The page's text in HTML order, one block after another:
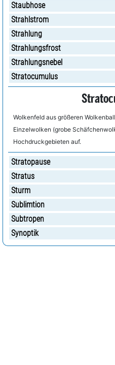
Staubhose
Strahlstrom
Strahlung
Strahlungsfrost
Strahlungsnebel
Stratocumulus
Wolkenfeld aus größeren
Einzelwolken (grobe
Hochdruckgebieten auf.
Stratopause
Stratus
Sturm
Sublimtion
Subtropen
Synoptik